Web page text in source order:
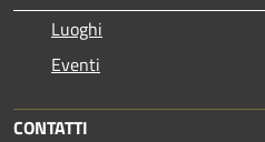
Luoghi
Eventi
CONTATTI